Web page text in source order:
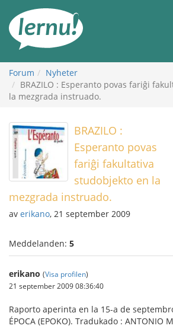
sidans
innehåll
Forum
Nyheter
BRAZILO : Esperanto povas fariĝi
la mezgrada instruado.
BRAZILO :
Esperanto povas
fariĝi fakultativa
studobjekto en la
mezgrada instruado.
av erikano, 21 september 2009
Meddelanden: 5
erikano (Visa profilen)
21 september 2009 08:36:40
Raporto aperinta en la 15-a de
ÉPOCA (EPOKO). Tradukado : ANTONIO